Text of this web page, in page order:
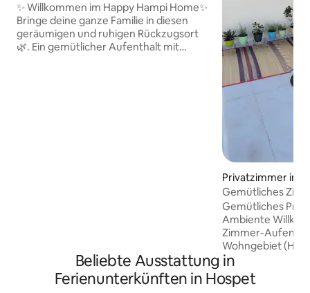
✨ Willkommen im Happy Hampi Home✨
Bringe deine ganze Familie in diesen
geräumigen und ruhigen Rückzugsort
🌿. Ein gemütlicher Aufenthalt mit
Privatzimmer in
Gemütliches
Gemütliches
Ambiente
Zimmer-
Wohngebiet
perfekt für
Familien. Das
geräumiges 1
Beliebte Ausstattung in
Ferienunterkünften in Hospet